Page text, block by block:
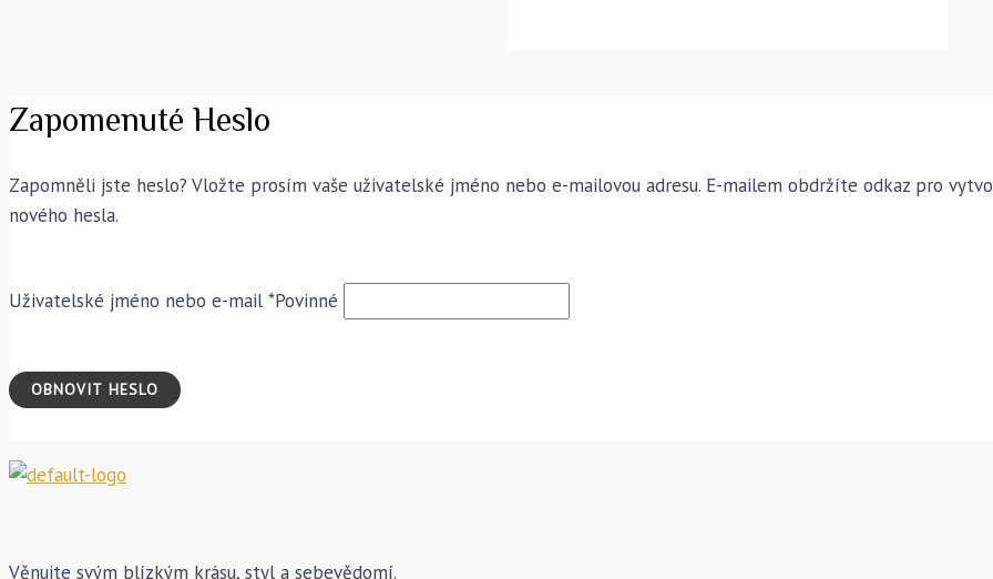
Zapomenuté Heslo
Zapomněli jste heslo? Vložte prosím vaše uživatelské jméno nebo e-mailovou adresu. E-mailem obdržíte odkaz pro
nového hesla.
Uživatelské jméno nebo e-mail *Povinné
OBNOVIT HESLO
Věnujte svým blízkým krásu, styl a sebevědomí.